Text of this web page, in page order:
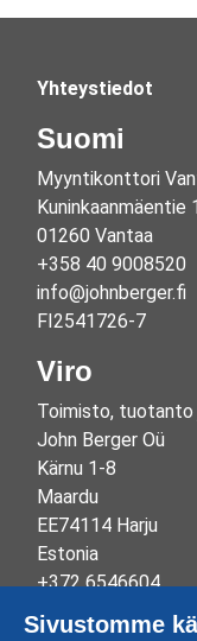
Yhteystiedot
Suomi
Myyntikonttori
Kuninkaanmäentie
01260 Vantaa
+358 40 9008520
info@johnberger.fi
FI2541726-7
Viro
Toimisto, tuotanto
John Berger Oü
Kärnu 1-8
Maardu
EE74114 Harju
Estonia
+372 6546604
info@johnberger.ee
Sivustomme